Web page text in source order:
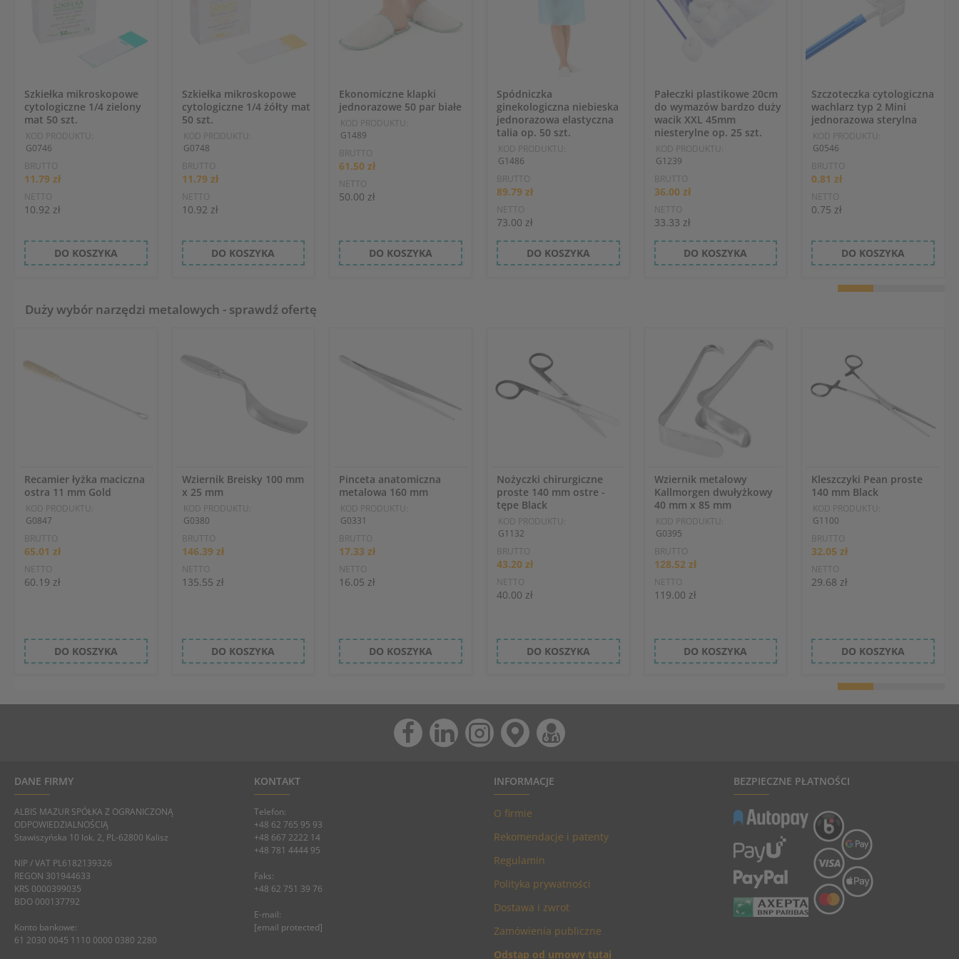
Szkiełka mikroskopowe
cytologiczne 1/4 zielony
mat 50 szt.
KOD PRODUKTU:
G0746
BRUTTO
11.79 zł
NETTO
10.92 zł
DO KOSZYKA
Szkiełka mikroskopowe
cytologiczne 1/4 żółty mat
50 szt.
KOD PRODUKTU:
G0748
BRUTTO
11.79 zł
NETTO
10.92 zł
DO KOSZYKA
Ekonomiczne klapki
jednorazowe 50 par białe
KOD PRODUKTU:
G1489
BRUTTO
61.50 zł
NETTO
50.00 zł
DO KOSZYKA
Spódniczka
ginekologiczna niebieska
jednorazowa elastyczna
talia op. 50 szt.
KOD PRODUKTU:
G1486
BRUTTO
89.79 zł
NETTO
73.00 zł
DO KOSZYKA
Pałeczki plastikowe 20cm
do wymazów bardzo duży
wacik XXL 45mm
niesterylne op. 25 szt.
KOD PRODUKTU:
G1239
BRUTTO
36.00 zł
NETTO
33.33 zł
DO KOSZYKA
Szczoteczka cytologiczna
wachlarz typ 2 Mini
jednorazowa sterylna
KOD PRODUKTU:
G0546
BRUTTO
0.81 zł
NETTO
0.75 zł
DO KOSZYKA
Duży wybór narzędzi metalowych - sprawdź ofertę
Recamier łyżka maciczna
ostra 11 mm Gold
KOD PRODUKTU:
G0847
BRUTTO
65.01 zł
NETTO
60.19 zł
DO KOSZYKA
Wziernik Breisky 100 mm
x 25 mm
KOD PRODUKTU:
G0380
BRUTTO
146.39 zł
NETTO
135.55 zł
DO KOSZYKA
Pinceta anatomiczna
metalowa 160 mm
KOD PRODUKTU:
G0331
BRUTTO
17.33 zł
NETTO
16.05 zł
DO KOSZYKA
Nożyczki chirurgiczne
proste 140 mm ostre -
tępe Black
KOD PRODUKTU:
G1132
BRUTTO
43.20 zł
NETTO
40.00 zł
DO KOSZYKA
Wziernik metalowy
Kallmorgen dwułyżkowy
40 mm x 85 mm
KOD PRODUKTU:
G0395
BRUTTO
128.52 zł
NETTO
119.00 zł
DO KOSZYKA
Kleszczyki Pean proste
140 mm Black
KOD PRODUKTU:
G1100
BRUTTO
32.05 zł
NETTO
29.68 zł
DO KOSZYKA
DANE FIRMY
ALBIS MAZUR SPÓŁKA Z OGRANICZONĄ
ODPOWIEDZIALNOŚCIĄ
Stawiszyńska 10 lok. 2, PL-62800 Kalisz
NIP / VAT PL6182139326
REGON 301944633
KRS 0000399035
BDO 000137792
Konto bankowe:
61 2030 0045 1110 0000 0380 2280
KONTAKT
Telefon:
+48 62 765 95 93
+48 667 2222 14
+48 781 4444 95
Faks:
+48 62 751 39 76
E-mail:
[email protected]
INFORMACJE
O firmie
Rekomendacje i patenty
Regulamin
Polityka prywatności
Dostawa i zwrot
Zamówienia publiczne
Odstąp od umowy tutaj
BEZPIECZNE PŁATNOŚCI